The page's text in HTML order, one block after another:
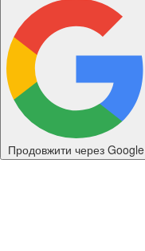
Продовжити через Google